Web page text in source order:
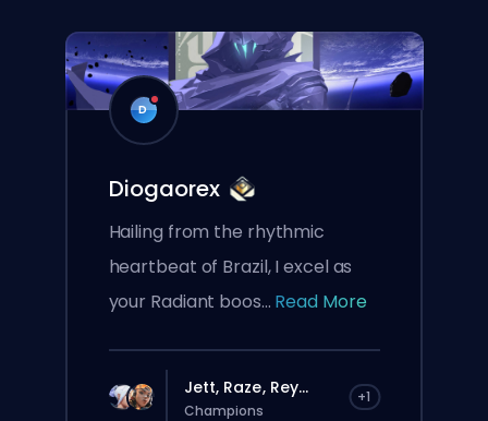
D
Diogaorex
Hailing from the rhythmic
heartbeat of Brazil, I excel as
your Radiant boos... Read More
Jett, Raze, Rey... +1
Champions